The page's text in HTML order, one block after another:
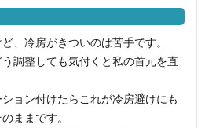
、冷房がきついのは苦手です。
調整しても気付くと私の首元を直
ョン付けたらこれが冷房避けにも
ままです。